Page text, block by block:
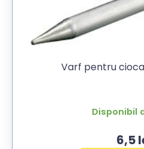
Varf pentru
Disponibil
6,5